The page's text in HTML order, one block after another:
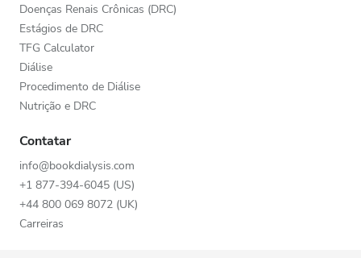
Doenças Renais Crônicas (DRC)
Estágios de DRC
TFG Calculator
Diálise
Procedimento de Diálise
Nutrição e DRC
Contatar
info@bookdialysis.com
+1 877-394-6045 (US)
+44 800 069 8072 (UK)
Carreiras